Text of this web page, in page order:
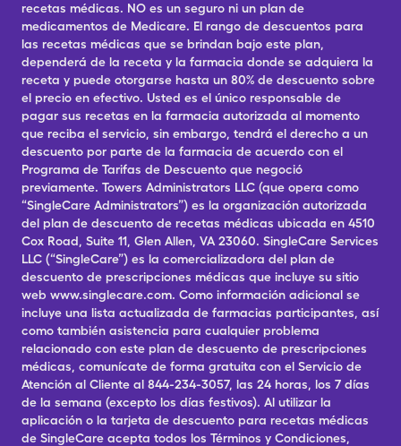
recetas médicas. NO es un seguro ni un plan de
medicamentos de Medicare. El rango de descuentos para
las recetas médicas que se brindan bajo este plan,
dependerá de la receta y la farmacia donde se adquiera la
receta y puede otorgarse hasta un 80% de descuento sobre
el precio en efectivo. Usted es el único responsable de
pagar sus recetas en la farmacia autorizada al momento
que reciba el servicio, sin embargo, tendrá el derecho a un
descuento por parte de la farmacia de acuerdo con el
Programa de Tarifas de Descuento que negoció
previamente. Towers Administrators LLC (que opera como
“SingleCare Administrators”) es la organización autorizada
del plan de descuento de recetas médicas ubicada en 4510
Cox Road, Suite 11, Glen Allen, VA 23060. SingleCare Services
LLC (“SingleCare”) es la comercializadora del plan de
descuento de prescripciones médicas que incluye su sitio
web www.singlecare.com. Como información adicional se
incluye una lista actualizada de farmacias participantes, así
como también asistencia para cualquier problema
relacionado con este plan de descuento de prescripciones
médicas, comunícate de forma gratuita con el Servicio de
Atención al Cliente al 844-234-3057, las 24 horas, los 7 días
de la semana (excepto los días festivos). Al utilizar la
aplicación o la tarjeta de descuento para recetas médicas
de SingleCare acepta todos los Términos y Condiciones,